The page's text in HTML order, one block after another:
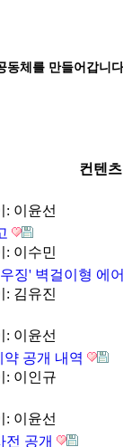
동체를 만들어갑니
컨텐츠
: 이윤선
: 이수민
징' 벽걸이형 에
: 김유진
: 이윤선
약 공개 내역
: 이인규
: 이윤선
전 공개